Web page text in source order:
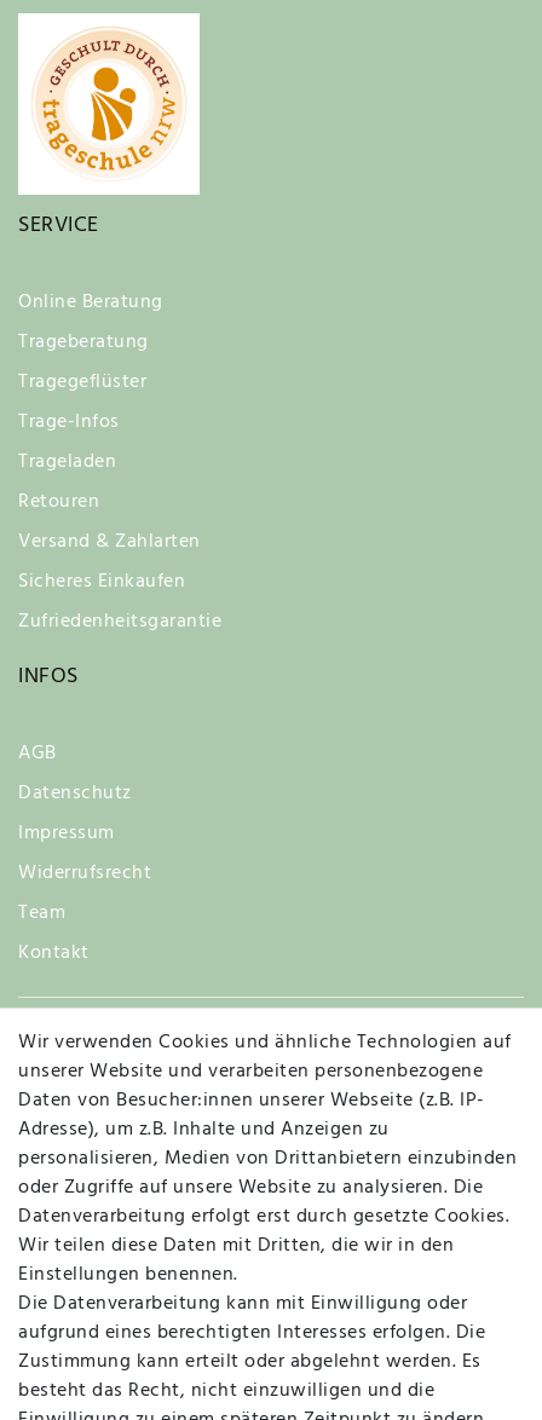
SERVICE
Online Beratung
Trageberatung
Tragegeflüster
Trage-Infos
Trageladen
Retouren
Versand & Zahlarten
Sicheres Einkaufen
Zufriedenheitsgarantie
INFOS
AGB
Datenschutz
Impressum
Widerrufsrecht
Team
Kontakt
Widerruf
Vertrag widerrufen Kontakt
MAPALI VOR ORT
Herzogstraße 10
47533 Kleve
Montag, Dienstag, Donnerstag, Freitag
Wir verwenden Cookies und ähnliche Technologien auf
unserer Website und verarbeiten personenbezogene
Daten von Besucher:innen unserer Webseite (z.B. IP-
Adresse), um z.B. Inhalte und Anzeigen zu
personalisieren, Medien von Drittanbietern einzubinden
oder Zugriffe auf unsere Website zu analysieren. Die
Datenverarbeitung erfolgt erst durch gesetzte Cookies.
Wir teilen diese Daten mit Dritten, die wir in den
Einstellungen benennen.
Die Datenverarbeitung kann mit Einwilligung oder
aufgrund eines berechtigten Interesses erfolgen. Die
Zustimmung kann erteilt oder abgelehnt werden. Es
besteht das Recht, nicht einzuwilligen und die